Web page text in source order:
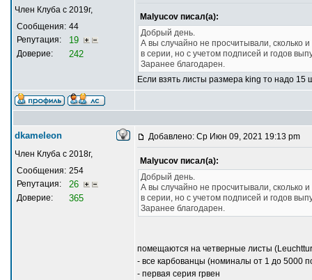
Член Клуба с 2019г,
Сообщения: 44
Репутация:
19
Доверие: 242
Malyucov писал(а):
Добрый день.
А вы случайно не просчитывали, сколько
в серии, но с учетом подписей и годов
Заранее благодарен.
Если взять листы размера king то надо 15
dkameleon
Член Клуба с 2018г,
Сообщения: 254
Репутация:
26
Доверие: 365
Добавлено: Ср Июн 09, 2021 19:13 pm
Malyucov писал(а):
Добрый день.
А вы случайно не просчитывали, сколько
в серии, но с учетом подписей и годов
Заранее благодарен.
помещаются на четверные листы
- все карбованцы (номиналы от 1 до 5000
- первая серия грвен